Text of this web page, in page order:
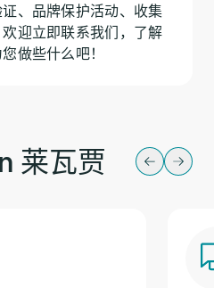
、品牌保护活动、收集
迎立即联系我们，了解
做些什么吧！
莱瓦贾